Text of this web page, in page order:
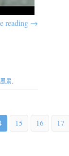
reading →
風景.
15 16
17